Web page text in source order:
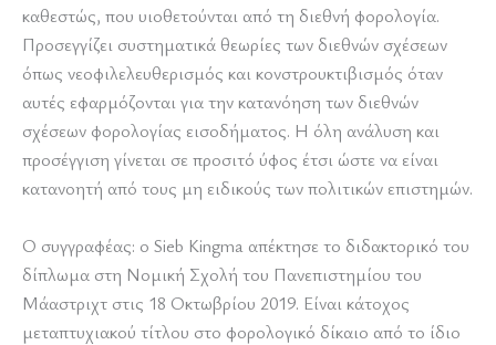
καθεστώς, που υιοθετούνται από τη διεθνή φορολογία.
Προσεγγίζει συστηματικά θεωρίες των διεθνών σχέσεων
όπως νεοφιλελευθερισμός και κονστρουκτιβισμός όταν
αυτές εφαρμόζονται για την κατανόηση των διεθνών
σχέσεων φορολογίας εισοδήματος. Η όλη ανάλυση και
προσέγγιση γίνεται σε προσιτό ύφος έτσι ώστε να είναι
κατανοητή από τους μη ειδικούς των πολιτικών επιστημών.
Ο συγγραφέας: ο Sieb Kingma απέκτησε το διδακτορικό του
δίπλωμα στη Νομική Σχολή του Πανεπιστημίου του
Μάαστριχτ στις 18 Οκτωβρίου 2019. Είναι κάτοχος
μεταπτυχιακού τίτλου στο φορολογικό δίκαιο από το ίδιο